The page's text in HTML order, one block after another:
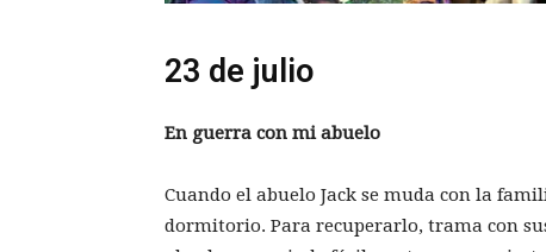
23 de julio
En guerra con mi abuelo
Cuando el abuelo Jack se muda con la
dormitorio. Para recuperarlo, trama con